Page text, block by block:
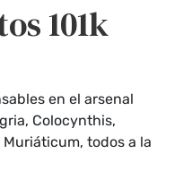
101k
en el arsenal
Colocynthis,
todos a la